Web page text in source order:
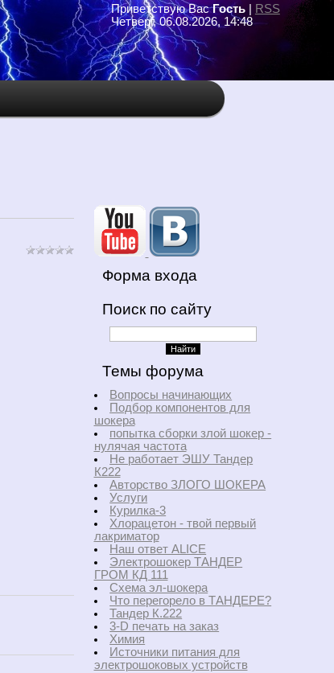
Приветствую Вас Гость|
RSS
Четверг, 06.08.2026, 14:48
Форма входа
Поиск по сайту
Темы форума
Вопросы начинающих
Подбор компонентов для
шокера
попытка сборки злой шокер -
нулячая частота
Не работает ЭШУ Тандер
К222
Авторство ЗЛОГО ШОКЕРА
Услуги
Курилка-3
Хлорацетон - твой первый
лакриматор
Наш ответ ALICE
Электрошокер ТАНДЕР
ГРОМ КД 111
Схема эл-шокера
Что перегорело в ТАНДЕРЕ?
Тандер К.222
3-D печать на заказ
Химия
Источники питания для
электрошоковых устройств